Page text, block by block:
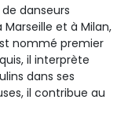
danseurs
Marseille et à Milan,
nommé premier
il interprète
dans ses
il contribue au